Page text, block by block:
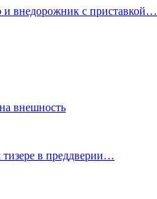
и внедорожник с приставкой…
внешность
тизере в преддверии…